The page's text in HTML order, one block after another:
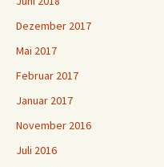
Dezember 2017
Mai 2017
Februar 2017
Januar 2017
November 2016
Juli 2016